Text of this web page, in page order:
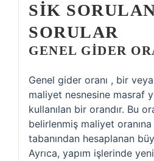
SIK
SORULAR
GENEL GIDER
Genel gider oranı , bir
maliyet nesnesine masraf
kullanılan bir orandır. Bu
belirlenmiş maliyet
tabanından hesaplanan
Ayrıca, yapım işlerinde